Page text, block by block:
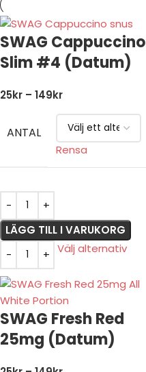
SWAG Cappuccino
Slim #4 (Datum)
25kr – 149kr
ANTAL
Rensa
LÄGG TILL I VARUKORG
Välj alternativ
SWAG Fresh Red
25mg (Datum)